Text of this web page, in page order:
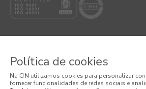
Política de cookies
Na CIN utilizamos cookies para personalizar
fornecer funcionalidades de redes sociais e